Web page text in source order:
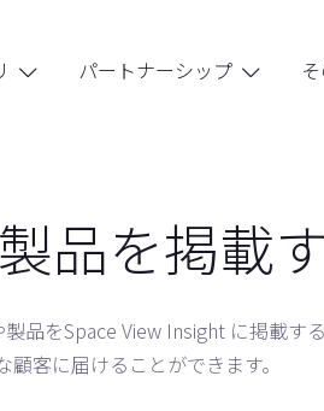
 パートナーシップ 
品を掲載
品をSpace View Insight に掲載す
顧客に届けることができます。